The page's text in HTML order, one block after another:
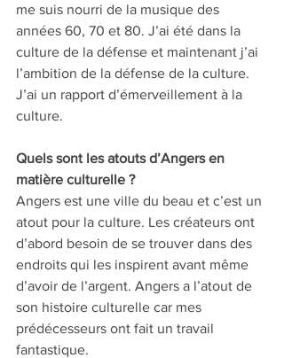
me suis nourri de la musique des
années 60, 70 et 80. J’ai été dans la
culture de la défense et maintenant j’ai
l’ambition de la défense de la culture.
J’ai un rapport d’émerveillement à la
culture.
Quels sont les atouts d’Angers en
matière culturelle ?
Angers est une ville du beau et c’est un
atout pour la culture. Les créateurs ont
d’abord besoin de se trouver dans des
endroits qui les inspirent avant même
d’avoir de l’argent. Angers a l’atout de
son histoire culturelle car mes
prédécesseurs ont fait un travail
fantastique.